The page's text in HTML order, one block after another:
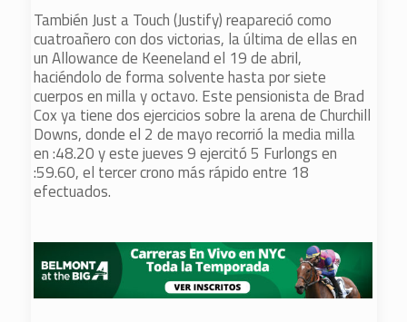
También Just a Touch (Justify) reapareció como
cuatroañero con dos victorias, la última de ellas en
un Allowance de Keeneland el 19 de abril,
haciéndolo de forma solvente hasta por siete
cuerpos en milla y octavo. Este pensionista de Brad
Cox ya tiene dos ejercicios sobre la arena de Churchill
Downs, donde el 2 de mayo recorrió la media milla
en :48.20 y este jueves 9 ejercitó 5 Furlongs en
:59.60, el tercer crono más rápido entre 18
efectuados.